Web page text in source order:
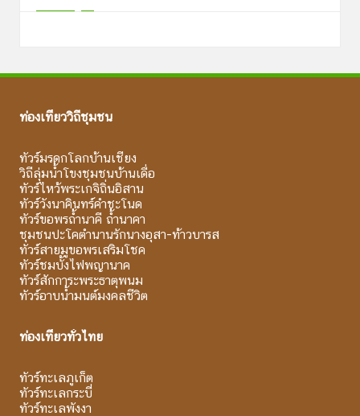
ท่องเที่ยววิถีชุมชน
ทัวร์มรดกโลกบ้านเชียง
วิถีลุ่มน้ำโขงชุมชนบ้านเดื่อ
ทัวร์ไหว้พระเกจิถิ่นอิสาน
ทัวร์วังนาคินทร์คำชะโนด
ทัวร์ขอพรถ้ำนาคี ถ้ำนาคา
ชุมชนปะโคตำนานรักนางอุสา-ท้าวบารส
ทัวร์สายมูขอพรเสริมโชค
ทัวร์ชมบั้งไฟพญานาค
ทัวร์สักการะพระธาตุพนม
ทัวร์อาบน้ำมนต์มงคลชีวิต
ท่องเที่ยวทั่วไทย
ทัวร์ทะเลภูเก็ต
ทัวร์ทะเลกระบี่
ทัวร์ทะเลพังงา